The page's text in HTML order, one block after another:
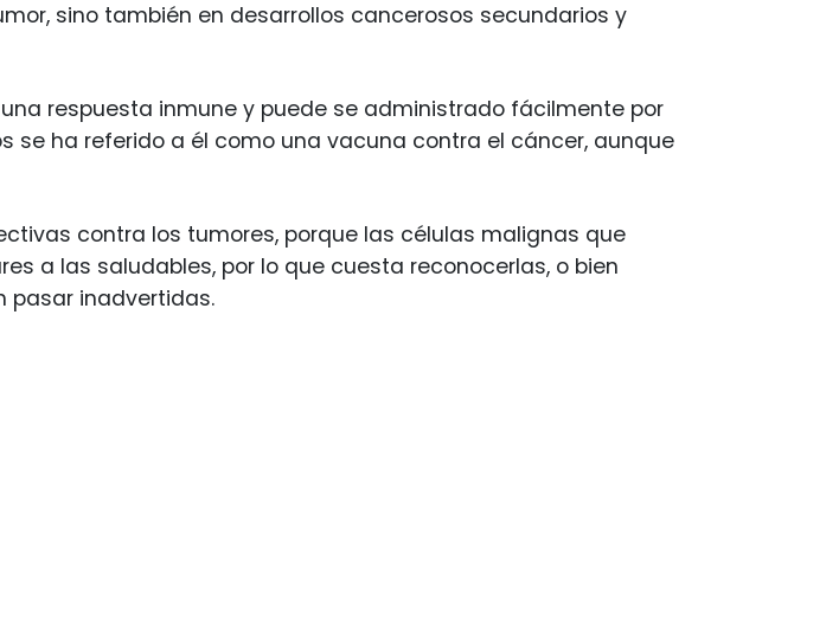
sino también en desarrollos cancerosos secundarios y
respuesta inmune y puede se administrado fácilmente por
se ha referido a él como una vacuna contra el cáncer, aunque
contra los tumores, porque las células malignas que
a las saludables, por lo que cuesta reconocerlas, o bien
pasar inadvertidas.